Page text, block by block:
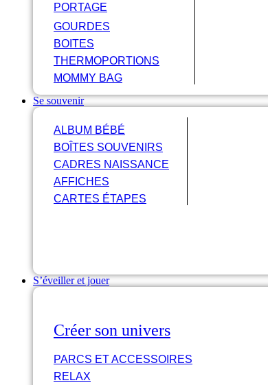
PORTAGE
GOURDES
BOITES
THERMOPORTIONS
MOMMY BAG
Se souvenir
ALBUM BÉBÉ
BOÎTES SOUVENIRS
CADRES NAISSANCE
AFFICHES
CARTES ÉTAPES
S’éveiller et jouer
Créer son univers
PARCS ET ACCESSOIRES
RELAX